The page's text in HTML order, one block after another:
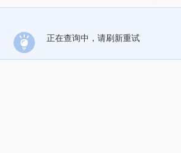
正在查询中，请刷新重试